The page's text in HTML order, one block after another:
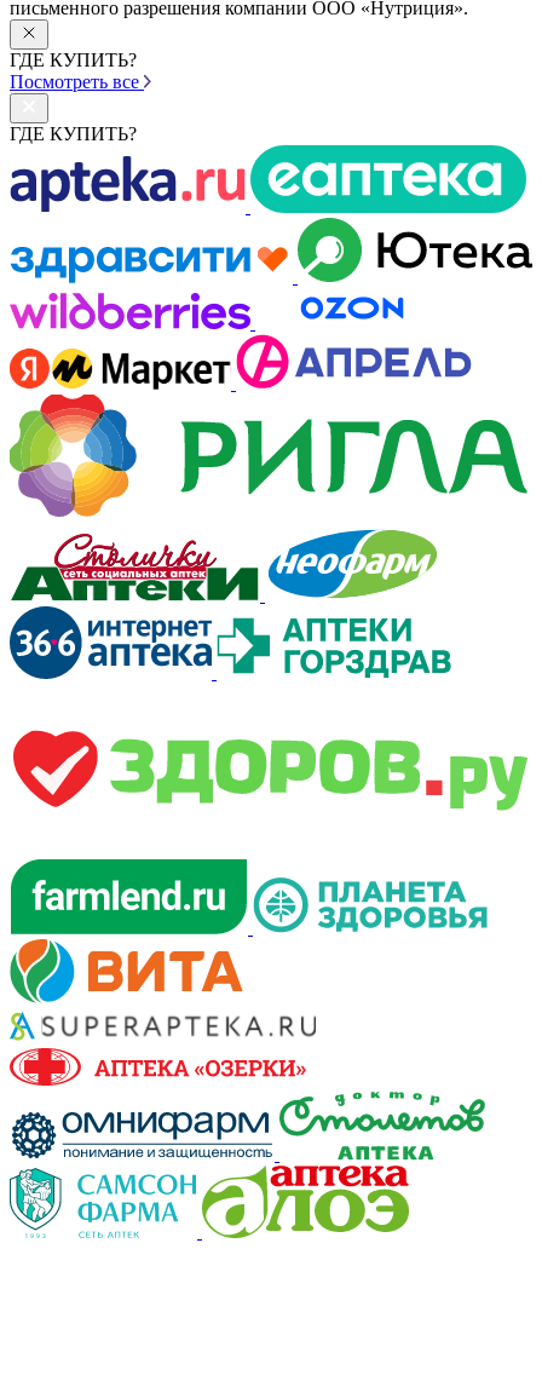
письменного разрешения компании ООО «Нутриция».
ГДЕ КУПИТЬ?
Посмотреть все
ГДЕ КУПИТЬ?